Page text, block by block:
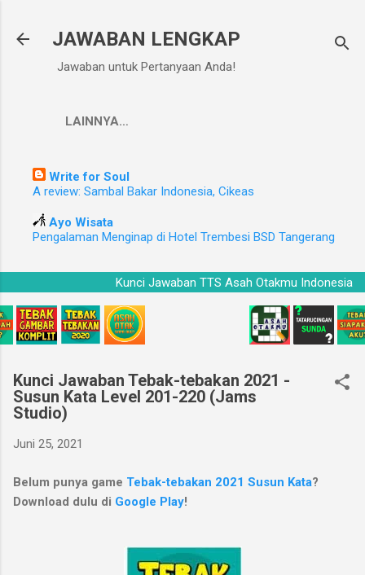
JAWABAN LENGKAP
Jawaban untuk Pertanyaan Anda!
LAINNYA…
Write for Soul
A review: Sambal Bakar Indonesia, Cikeas
Ayo Wisata
Pengalaman Menginap di Hotel Trembesi BSD Tangerang
Kunci Jawaban TTS Asah Otakmu Indonesia
Kunci Jawaban Tebak-tebakan 2021 -
Susun Kata Level 201-220 (Jams
Studio)
Juni 25, 2021
Belum punya game Tebak-tebakan 2021 Susun Kata?
Download dulu di Google Play!